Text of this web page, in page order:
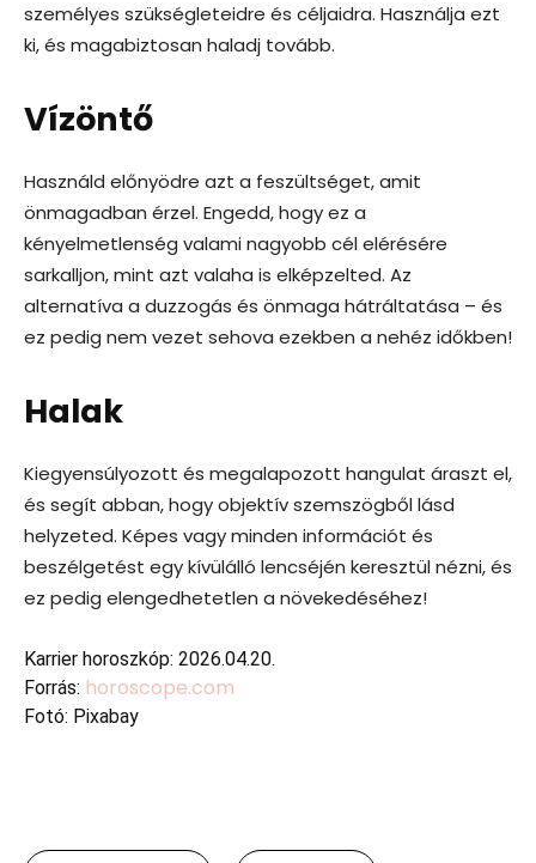
személyes szükségleteidre és céljaidra. Használja ezt
ki, és magabiztosan haladj tovább.
Vízöntő
Használd előnyödre azt a feszültséget, amit
önmagadban érzel. Engedd, hogy ez a
kényelmetlenség valami nagyobb cél elérésére
sarkalljon, mint azt valaha is elképzelted. Az
alternatíva a duzzogás és önmaga hátráltatása – és
ez pedig nem vezet sehova ezekben a nehéz időkben!
Halak
Kiegyensúlyozott és megalapozott hangulat áraszt el,
és segít abban, hogy objektív szemszögből lásd
helyzeted. Képes vagy minden információt és
beszélgetést egy kívülálló lencséjén keresztül nézni, és
ez pedig elengedhetetlen a növekedéséhez!
Karrier horoszkóp: 2026.04.20.
Forrás: horoscope.com
Fotó: Pixabay